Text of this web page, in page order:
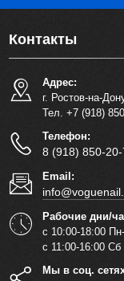
Контакты
Адрес:
г. Ростов-на-
Тел. +7 (918)
Телефон:
8 (918) 850-
Email:
Рабочие дни/
с 10:00-18:00
с 11:00-16:00 Сб
Мы в соц.